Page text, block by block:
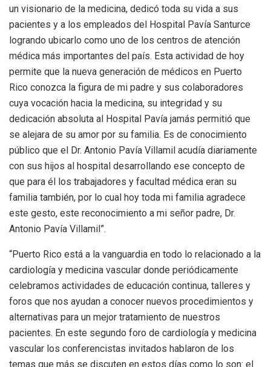
un visionario de la medicina, dedicó toda su vida a sus
pacientes y a los empleados del Hospital Pavía Santurce
logrando ubicarlo como uno de los centros de atención
médica más importantes del país. Esta actividad de hoy
permite que la nueva generación de médicos en Puerto
Rico conozca la figura de mi padre y sus colaboradores
cuya vocación hacia la medicina, su integridad y su
dedicación absoluta al Hospital Pavía jamás permitió que
se alejara de su amor por su familia. Es de conocimiento
público que el Dr. Antonio Pavía Villamil acudía diariamente
con sus hijos al hospital desarrollando ese concepto de
que para él los trabajadores y facultad médica eran su
familia también, por lo cual hoy toda mi familia agradece
este gesto, este reconocimiento a mi señor padre, Dr.
Antonio Pavía Villamil”.
“Puerto Rico está a la vanguardia en todo lo relacionado a la
cardiología y medicina vascular donde periódicamente
celebramos actividades de educación continua, talleres y
foros que nos ayudan a conocer nuevos procedimientos y
alternativas para un mejor tratamiento de nuestros
pacientes. En este segundo foro de cardiología y medicina
vascular los conferencistas invitados hablaron de los
temas que más se discuten en estos días como lo son: el